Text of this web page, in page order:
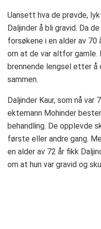
Uansett hva de prøvde,
Daljinder å bli gravid. Da
forsøkene i en alder av
om at de var altfor gamle.
brennende lengsel etter å
sammen.
Daljinder Kaur, som nå var
ektemann Mohinder
behandling. De opplevde
første eller andre gang.
en alder av 72 år fikk
om at hun var gravid og